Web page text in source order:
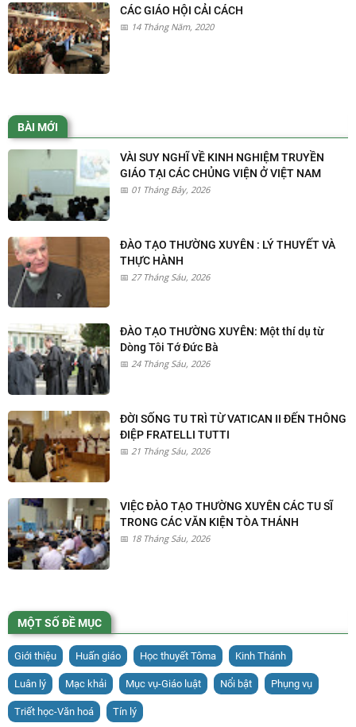
CÁC GIÁO HỘI CẢI CÁCH
14 Tháng Năm, 2020
BÀI MỚI
VÀI SUY NGHĨ VỀ KINH NGHIỆM TRUYỀN
GIÁO TẠI CÁC CHỦNG VIỆN Ở VIỆT NAM
01 Tháng Bảy, 2026
ĐÀO TẠO THƯỜNG XUYÊN : LÝ THUYẾT VÀ
THỰC HÀNH
27 Tháng Sáu, 2026
ĐÀO TẠO THƯỜNG XUYÊN: Một thí dụ từ
Dòng Tôi Tớ Đức Bà
24 Tháng Sáu, 2026
ĐỜI SỐNG TU TRÌ TỪ VATICAN II ĐẾN THÔNG
ĐIỆP FRATELLI TUTTI
21 Tháng Sáu, 2026
VIỆC ĐÀO TẠO THƯỜNG XUYÊN CÁC TU SĨ
TRONG CÁC VĂN KIỆN TÒA THÁNH
18 Tháng Sáu, 2026
MỘT SỐ ĐỀ MỤC
Giới thiệu Huấn giáo Học thuyết Tôma Kinh Thánh
Luân lý Mạc khải Mục vụ-Giáo luật Nổi bật Phụng vụ
Triết học-Văn hoá Tín lý